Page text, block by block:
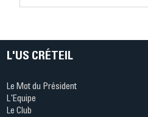
L'US CRÉTEIL
Le Mot du Président
L'Equipe
Le Club